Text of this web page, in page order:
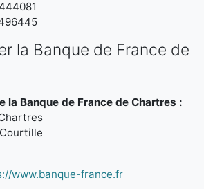
la Banque de France de
la Banque de France de Chartres :
www.banque-france.fr